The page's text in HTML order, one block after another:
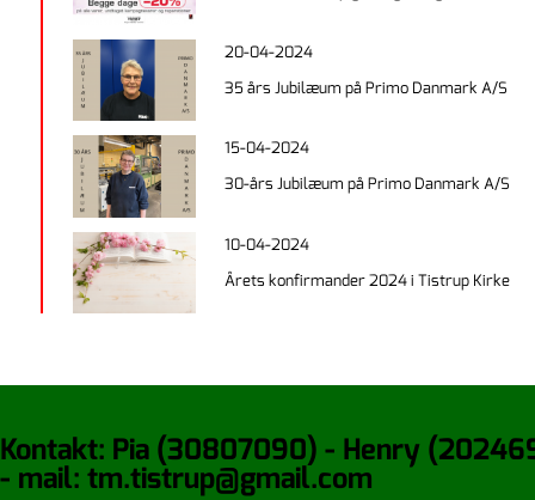
20-04-2024
35 års Jubilæum på Primo Danmark A/S
15-04-2024
30-års Jubilæum på Primo Danmark A/S
10-04-2024
Årets konfirmander 2024 i Tistrup Kirke
Kontakt: Pia (30807090) - Henry
- mail: tm.tistrup@gmail.com